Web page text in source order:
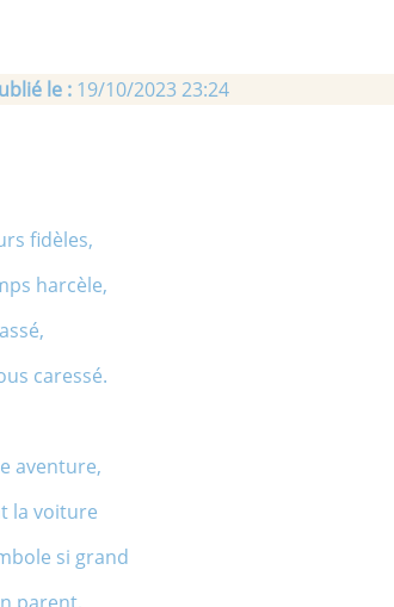
le :19/10/2023 23:24
fidèles,
harcèle,
caressé.
aventure,
la voiture
si grand